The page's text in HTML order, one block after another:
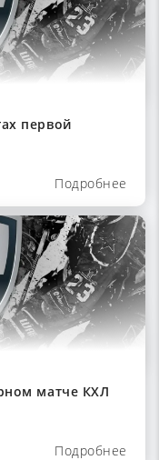
первой
Подробнее
матче КХЛ
Подробнее